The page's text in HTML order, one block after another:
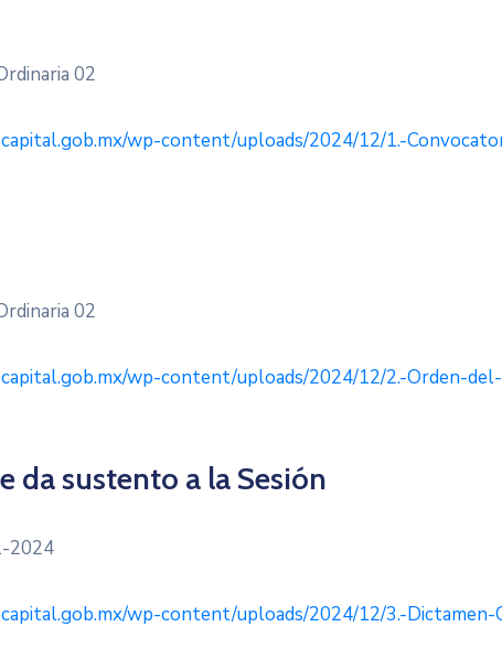
02
wp-content/uploads/2024/12/1.-
02
wp-content/uploads/2024/12/2.-Orden-del-
da sustento a la Sesión
2024
wp-content/uploads/2024/12/3.-Dictamen-